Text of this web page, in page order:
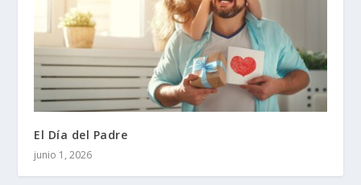
El Día del Padre
junio 1, 2026